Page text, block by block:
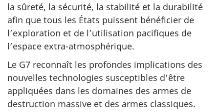
la sûreté, la sécurité, la stabilité et la durabilité
afin que tous les États puissent bénéficier de
l’exploration et de l’utilisation pacifiques de
l’espace extra-atmosphérique.
Le G7 reconnaît les profondes implications des
nouvelles technologies susceptibles d’être
appliquées dans les domaines des armes de
destruction massive et des armes classiques.